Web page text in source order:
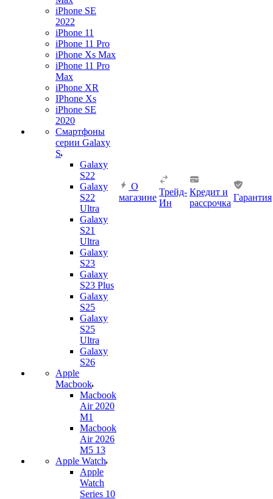
iPhone SE
2022
iPhone 11
iPhone 11 Pro
iPhone Xs Max
iPhone 11 Pro
Max
iPhone XR
IPhone Xs
iPhone SE
2020
Смартфоны
серии Galaxy
S
Galaxy
S22
Galaxy
S22
Ultra
Galaxy
S21
Ultra
Galaxy
S23
Galaxy
S23 Plus
Galaxy
S25
Galaxy
S25
Ultra
Galaxy
S26
Apple
Macbook
Macbook
Air 2020
M1
Macbook
Air 2026
M5 13
Apple Watch
Apple
Watch
Series 10
О
магазине
Трейд-
Ин
Кредит и
рассрочка
Гарантия